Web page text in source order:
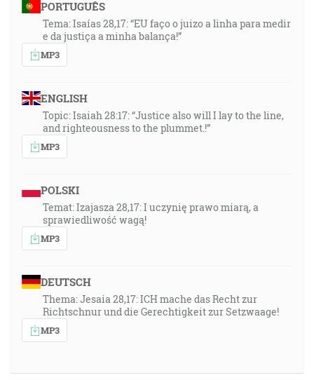
PORTUGUÊS
Tema: Isaías 28,17: “EU faço o juizo a linha para medir
e da justiça a minha balança!”
MP3
ENGLISH
Topic: Isaiah 28:17: “Justice also will I lay to the line,
and righteousness to the plummet.!”
MP3
POLSKI
Temat: Izajasza 28,17: I uczynię prawo miarą, a
sprawiedliwość wagą!
MP3
DEUTSCH
Thema: Jesaia 28,17: ICH mache das Recht zur
Richtschnur und die Gerechtigkeit zur Setzwaage!
MP3